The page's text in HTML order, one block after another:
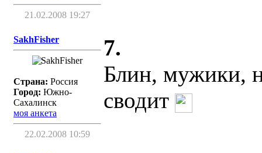
21.02.2008 19:27
SakhFisher
Страна: Россия
Город: Южно-
Сахалинск
моя анкета
22.02.2008 10:59
7.
Блин, мужики,
сводит